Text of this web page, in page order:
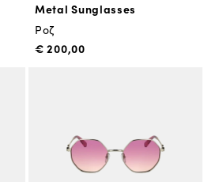
Metal Sunglasses
Ροζ
€ 200,00